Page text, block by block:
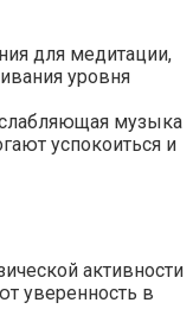
для медитации,
уровня
музыка
успокоиться и
активности
уверенность в